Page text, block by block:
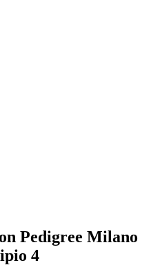
Pedigree Milano
4